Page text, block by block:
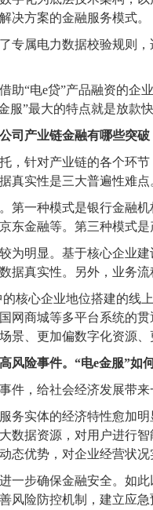
决方案的金融服务模式。
专属电力数据校验规则
助“电e贷”产品融资的
服”最大的特点就是放款快
司产业链金融有哪些突
，针对产业链的各个环
真实性是三大普遍性难点
第一种模式是银行金融
金融等。第三种模式
为明显。基于核心企业
据真实性。另外，业务
核心企业地位搭建的线
网商城等多平台系统的
景、更加偏数字化资源、
风险事件。“电e金服”如
件，给社会经济发展带来
务实体的经济特性愈加
数据资源，对用户进行
态优势，对企业经营状
一步确保金融安全。如
风险防控机制，建立应急